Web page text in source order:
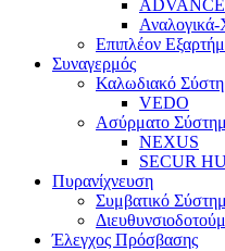
ADVANCE
Επιπλέον
Συναγερμός
Καλωδιακό
VEDO
Ασύρματο
NEXUS
SECUR
Πυρανίχνευση
Συμβατικό
Έλεγχος Πρόσβασης